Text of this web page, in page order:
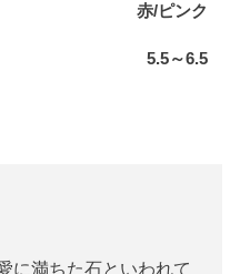
赤/ピンク
5.5～6.5
に満ちた石といわれて